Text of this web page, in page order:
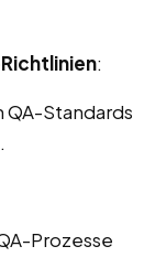
:
QA-Standards
Prozesse